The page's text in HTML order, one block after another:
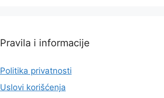
Pravila i informacije
Politika privatnosti
Uslovi korišćenja